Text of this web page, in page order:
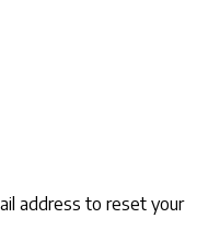
address to reset your